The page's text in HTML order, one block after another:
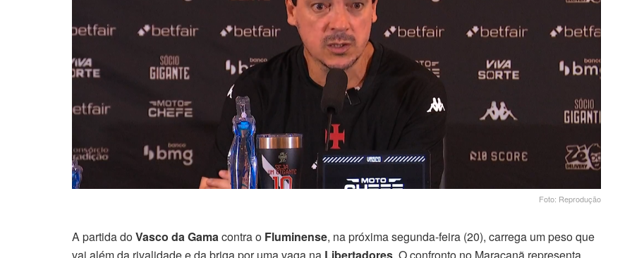
Foto: Reprodução
A partida doVasco da Gamacontra o Fluminense, na próxima segunda-feira (20), carrega um peso que
vai além da rivalidade e da briga por uma vaga na Libertadores. O confronto no Maracanã representa